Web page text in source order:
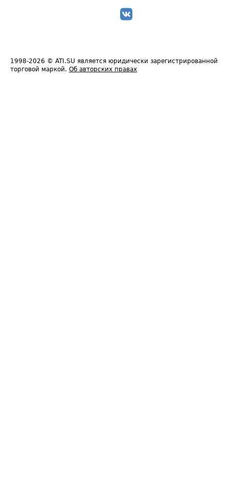
1998-2026 © ATI.SU является юридически зарегистрированной
торговой маркой. Об авторских правах